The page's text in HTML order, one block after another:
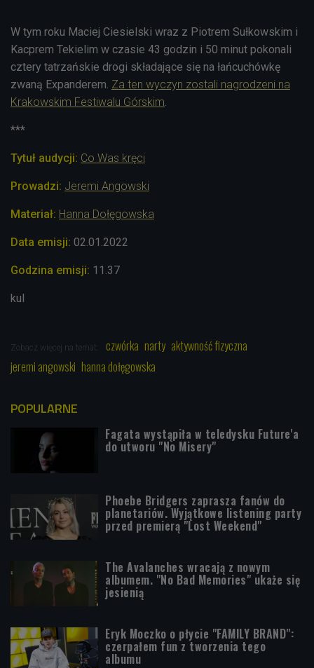
W tym roku Maciej Ciesielski wraz z Piotrem Sułkowskim i
Kacprem Tekielim w czasie 43 godzin i 50 minut pokonali
cztery tatrzańskie drogi składające się na łańcuchówkę
zwaną Expanderem. Za ten wyczyn zostali nagrodzeni na
Krakowskim Festiwalu Górskim.
***
Tytuł audycji: Co Was kręci
Prowadzi: Jeremi Angowski
Materiał: Hanna Dołęgowska
Data emisji: 02.01.2022
Godzina emisji: 11.37
kul
Zobacz więcej na temat: czwórka narty aktywność fizyczna
jeremi angowski hanna dołęgowska
POPULARNE
Fagata wystąpiła w teledysku Future'a
do utworu "No Misery"
Phoebe Bridgers zaprasza fanów do
planetariów. Wyjątkowe listening party
przed premierą "Lost Weekend"
The Avalanches wracają z nowym
albumem. "No Bad Memories" ukaże się
jesienią
Eryk Moczko o płycie "FAMILY BRAND":
czerpałem fun z tworzenia tego
albumu